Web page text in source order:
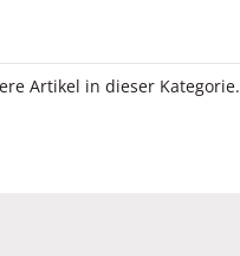
Artikel in dieser Kategorie.